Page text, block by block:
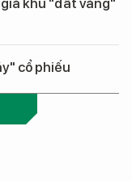
cổ phiếu